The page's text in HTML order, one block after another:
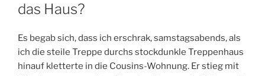
das Haus?
Es begab sich, dass ich erschrak, samstagsabends, als
ich die steile Treppe durchs stockdunkle Treppenhaus
hinauf kletterte in die Cousins-Wohnung. Er stieg mit